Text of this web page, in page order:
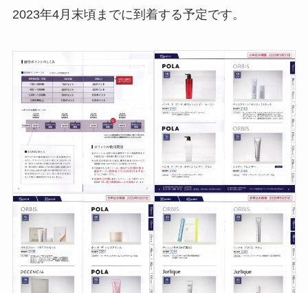
2023年4月末頃までに到着する予定です。